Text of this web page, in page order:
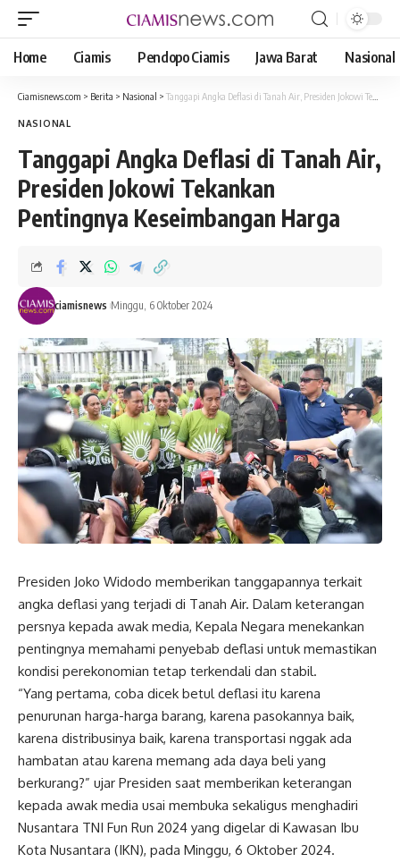
Home Ciamis Pendopo Ciamis Jawa Barat Nasional
Ciamisnews.com > Berita > Nasional > Tanggapi Angka Deflasi di Tanah Air, Presiden Jokowi Tekankan Pentingnya Keseimbangan Harga
NASIONAL
Tanggapi Angka Deflasi di Tanah Air,
Presiden Jokowi Tekankan
Pentingnya Keseimbangan Harga
ciamisnews Minggu, 6 Oktober 2024
Presiden Joko Widodo memberikan tanggapannya terkait
angka deflasi yang terjadi di Tanah Air. Dalam keterangan
persnya kepada awak media, Kepala Negara menekankan
pentingnya memahami penyebab deflasi untuk memastikan
kondisi perekonomian tetap terkendali dan stabil.
“Yang pertama, coba dicek betul deflasi itu karena
penurunan harga-harga barang, karena pasokannya baik,
karena distribusinya baik, karena transportasi nggak ada
hambatan atau karena memang ada daya beli yang
berkurang?” ujar Presiden saat memberikan keterangan
kepada awak media usai membuka sekaligus menghadiri
Nusantara TNI Fun Run 2024 yang digelar di Kawasan Ibu
Kota Nusantara (IKN), pada Minggu, 6 Oktober 2024.